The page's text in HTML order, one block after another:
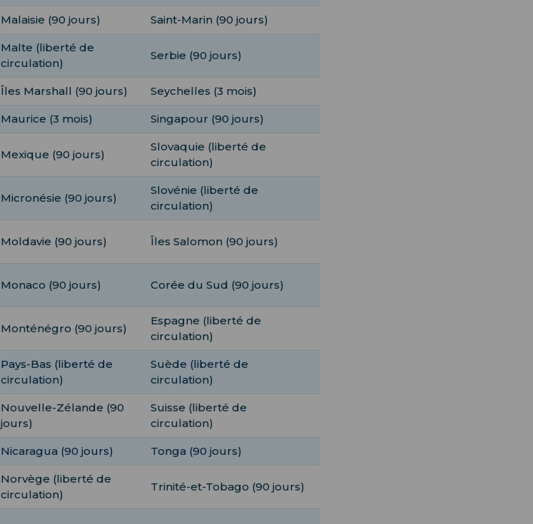
Malaisie (90 jours) Saint-Marin (90 jours)
Malte (liberté de
circulation)
Serbie (90 jours)
Îles Marshall (90 jours) Seychelles (3 mois)
Maurice (3 mois) Singapour (90 jours)
Mexique (90 jours)
Slovaquie (liberté de
circulation)
Micronésie (90 jours)
Slovénie (liberté de
circulation)
Moldavie (90 jours) Îles Salomon (90 jours)
Monaco (90 jours) Corée du Sud (90 jours)
Monténégro (90 jours)
Espagne (liberté de
circulation)
Pays-Bas (liberté de
circulation)
Suède (liberté de
circulation)
Nouvelle-Zélande (90
jours)
Suisse (liberté de
circulation)
Nicaragua (90 jours) Tonga (90 jours)
Norvège (liberté de
circulation)
Trinité-et-Tobago (90 jours)